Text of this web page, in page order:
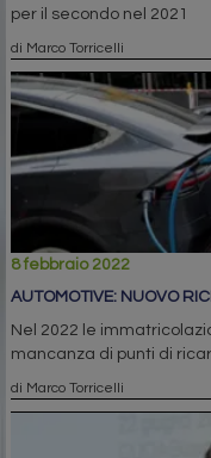
per il secondo nel 2021
di Marco Torricelli
8 febbraio 2022
AUTOMOTIVE: NUOVO
Nel 2022 le
mancanza di punti di
di Marco Torricelli